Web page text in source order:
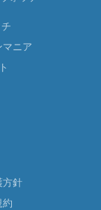
ニア
方針
約